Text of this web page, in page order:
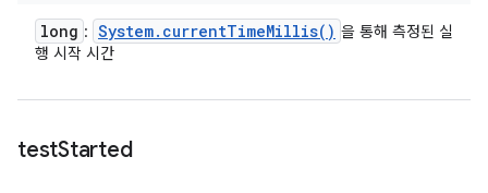
long : System. currentTimeMillis( ) 을 통해 측정된 실
행 시작 시간
testStarted